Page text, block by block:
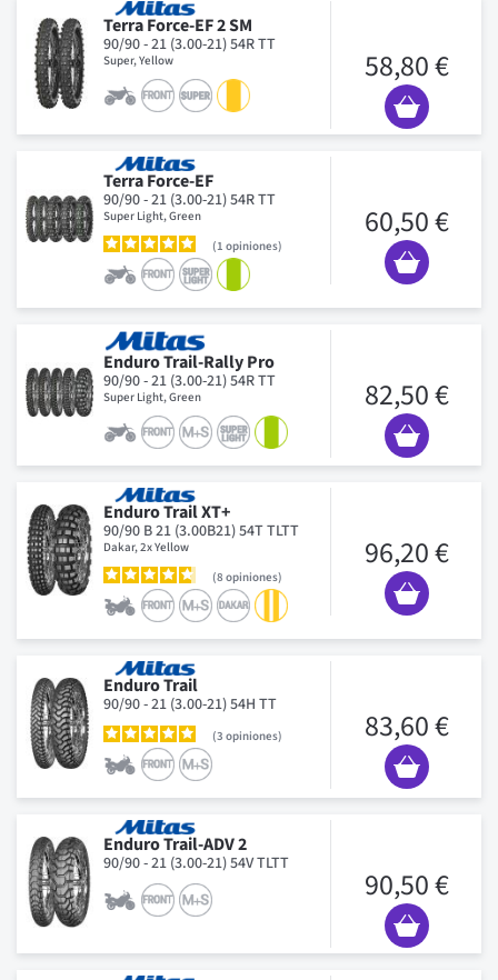
Terra Force-EF 2 SM
90/90 - 21 (3.00-21) 54R TT
Super, Yellow 58,80 €
Terra Force-EF
90/90 - 21 (3.00-21) 54R TT
Super Light, Green
1 opiniones
60,50 €
Enduro Trail-Rally Pro
90/90 - 21 (3.00-21) 54R TT
Super Light, Green 82,50 €
Enduro Trail XT+
90/90 B 21 (3.00B21) 54T TLTT
Dakar, 2x Yellow
8 opiniones
96,20 €
Enduro Trail
90/90 - 21 (3.00-21) 54H TT
3 opiniones 83,60 €
Enduro Trail-ADV 2
90/90 - 21 (3.00-21) 54V TLTT
90,50 €